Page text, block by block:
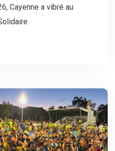
Cayenne a vibré au